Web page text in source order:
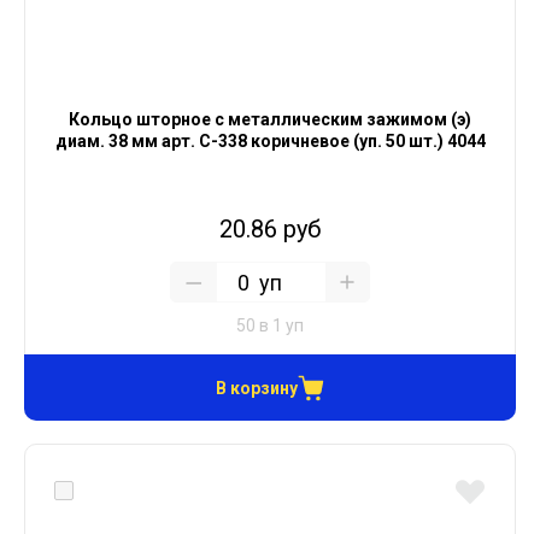
Кольцо шторное с металлическим зажимом (э)
диам. 38 мм арт. С-338 коричневое (уп. 50 шт.) 4044
20.86 руб
уп
50 в 1 уп
В корзину